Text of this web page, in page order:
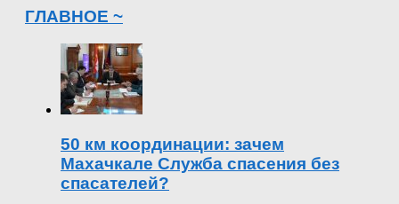
ГЛАВНОЕ ~
50 км координации: зачем
Махачкале Служба спасения без
спасателей?